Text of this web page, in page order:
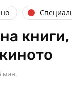
мин.